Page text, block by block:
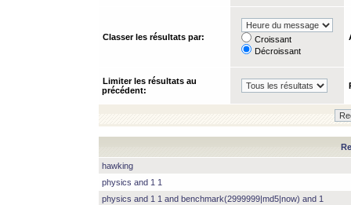
Classer les résultats par:
Croissant
Décroissant
Limiter les résultats au
précédent:
hawking
physics and 1 1
physics and 1 1 and benchmark(2999999|md5|now) and 1